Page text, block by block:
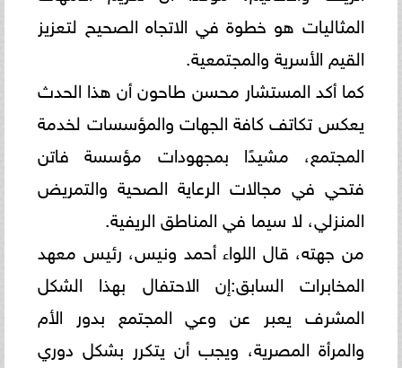
المثاليات هو خطوة في الاتجاه الصحيح لتعزيز
القيم الأسرية والمجتمعية.
كما أكد المستشار محسن طاحون أن هذا الحدث
يعكس تكاتف كافة الجهات والمؤسسات لخدمة
المجتمع، مشيدًا بمجهودات مؤسسة فاتن
فتحي في مجالات الرعاية الصحية والتمريض
المنزلي، لا سيما في المناطق الريفية.
من جهته، قال اللواء أحمد ونيس، رئيس معهد
المخابرات السابق:إن الاحتفال بهذا الشكل
المشرف يعبر عن وعي المجتمع بدور الأم
والمرأة المصرية، ويجب أن يتكرر بشكل دوري